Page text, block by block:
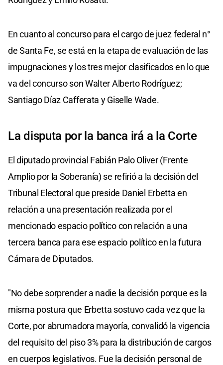
En cuanto al concurso para el cargo de juez federal n°
de Santa Fe, se está en la etapa de evaluación de las
impugnaciones y los tres mejor clasificados en lo que
va del concurso son Walter Alberto Rodríguez;
Santiago Díaz Cafferata y Giselle Wade.
La disputa por la banca irá a la Corte
El diputado provincial Fabián Palo Oliver (Frente
Amplio por la Soberanía) se refirió a la decisión del
Tribunal Electoral que preside Daniel Erbetta en
relación a una presentación realizada por el
mencionado espacio político con relación a una
tercera banca para ese espacio político en la futura
Cámara de Diputados.
"No debe sorprender a nadie la decisión porque es la
misma postura que Erbetta sostuvo cada vez que la
Corte, por abrumadora mayoría, convalidó la vigencia
del requisito del piso 3% para la distribución de cargos
en cuerpos legislativos. Fue la decisión personal de